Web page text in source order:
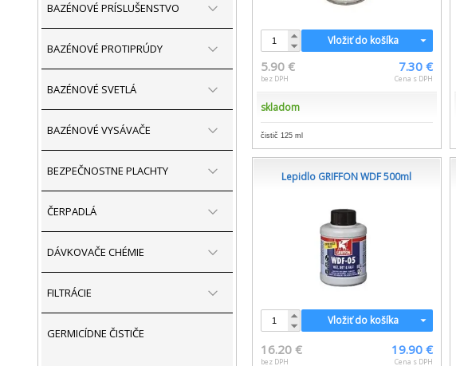
BAZÉNOVÉ PRÍSLUŠENSTVO
BAZÉNOVÉ PROTIPRÚDY
BAZÉNOVÉ SVETLÁ
BAZÉNOVÉ VYSÁVAČE
BEZPEČNOSTNE PLACHTY
ČERPADLÁ
DÁVKOVAČE CHÉMIE
FILTRÁCIE
GERMICÍDNE ČISTIČE
Vložiť do košíka
5.90 €
bez DPH
7.30 €
Cena s DPH
skladom
čistič 125 ml
Lepidlo GRIFFON WDF 500ml
Vložiť do košíka
16.20 €
bez DPH
19.90 €
Cena s DPH